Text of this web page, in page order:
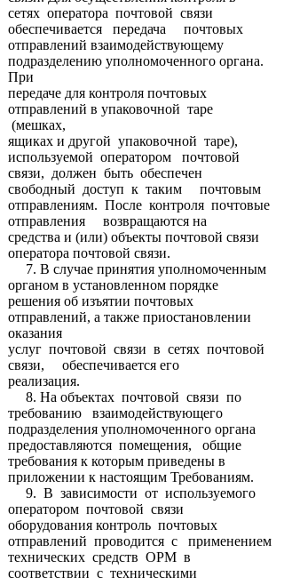
сетях оператора почтовой связи
обеспечивается передача почтовых
отправлений взаимодействующему
подразделению уполномоченного органа.
При
передаче для контроля почтовых
отправлений в упаковочной таре
(мешках,
ящиках и другой упаковочной таре),
используемой оператором почтовой
связи, должен быть обеспечен
свободный доступ к таким почтовым
отправлениям. После контроля почтовые
отправления возвращаются на
средства и (или) объекты почтовой связи
оператора почтовой связи.
7. В случае принятия уполномоченным
органом в установленном порядке
решения об изъятии почтовых
отправлений, а также приостановлении
оказания
услуг почтовой связи в сетях почтовой
связи, обеспечивается его
реализация.
8. На объектах почтовой связи по
требованию взаимодействующего
подразделения уполномоченного органа
предоставляются помещения, общие
требования к которым приведены в
приложении к настоящим Требованиям.
9. В зависимости от используемого
оператором почтовой связи
оборудования контроль почтовых
отправлений проводится с применением
технических средств ОРМ в
соответствии с техническими